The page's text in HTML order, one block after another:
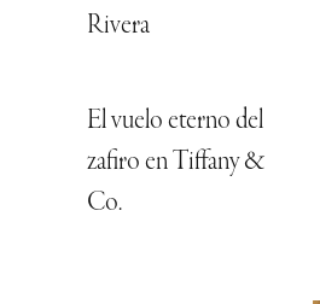
Rivera
El vuelo eterno del
zafiro en Tiffany &
Co.